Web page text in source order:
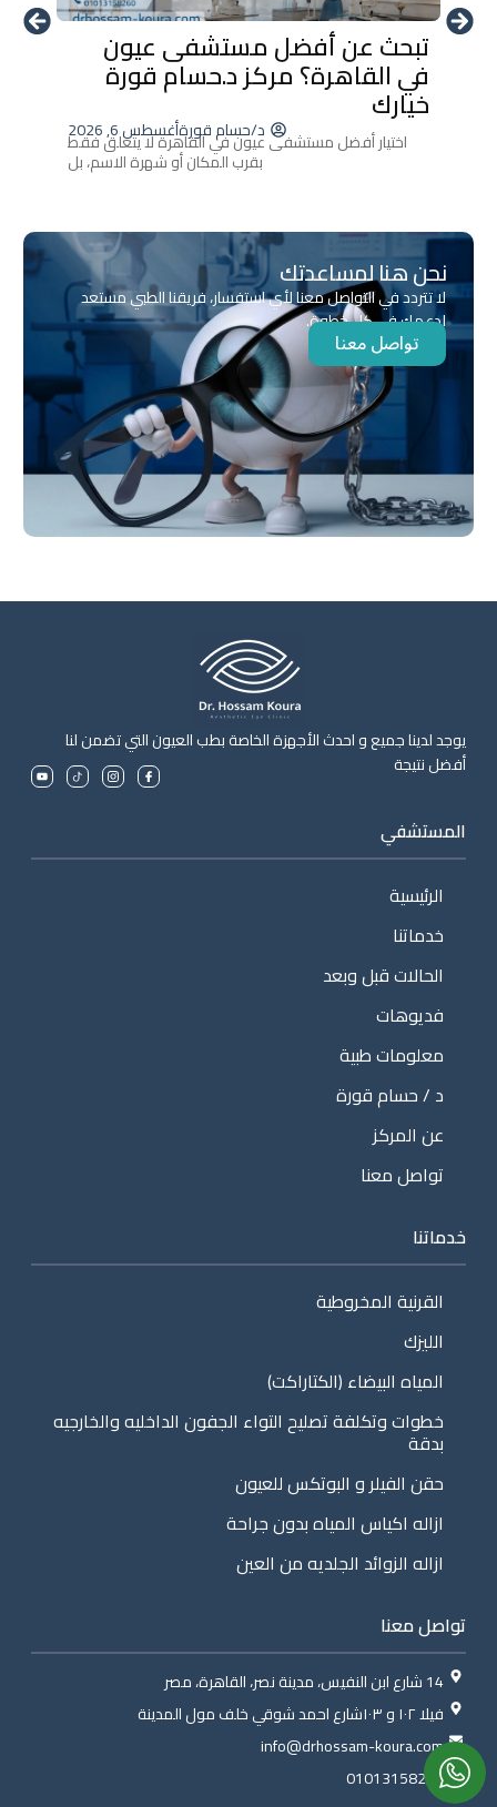
تبحث عن أفضل مستشفى عيون
في القاهرة؟ مركز د.حسام قورة
خيارك
د/حسام قورةأغسطس 6, 2026
اختيار أفضل مستشفى عيون في القاهرة لا يتعلق فقط
بقرب المكان أو شهرة الاسم، بل
نحن هنا لمساعدتك
لا تتردد في التواصل معنا لأي استفسار، فريقنا الطبي مستعد
لدعمك في كل خطوة.
تواصل معنا
يوجد لدينا جميع و احدث الأجهزة الخاصة بطب العيون التي تضمن لنا
أفضل نتيجة
المستشفي
الرئيسية
خدماتنا
الحالات قبل وبعد
فديوهات
معلومات طبية
د / حسام قورة
عن المركز
تواصل معنا
خدماتنا
القرنية المخروطية
الليزك
المياه البيضاء (الكتاراكت)
خطوات وتكلفة تصليح التواء الجفون الداخليه والخارجيه
بدقة
حقن الفيلر و البوتكس للعيون
ازاله اكياس المياه بدون جراحة
ازاله الزوائد الجلديه من العين
تواصل معنا
14 شارع ابن النفيس، مدينة نصر، القاهرة، مصر
فيلا ١٠٢ و ١٠٣شارع احمد شوقي خلف مول المدينة
info@drhossam-koura.com
01013158260